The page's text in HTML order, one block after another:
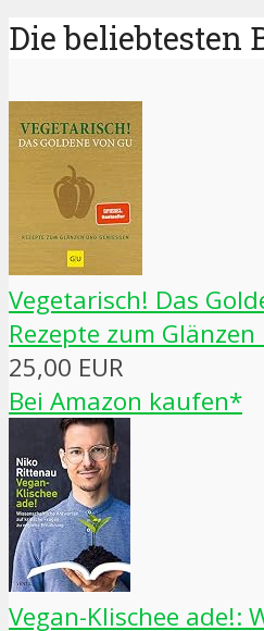
Die beliebtesten
Vegetarisch! Das
Rezepte zum
25,00 EUR
Bei Amazon kaufen*
Vegan-Klischee ade!: